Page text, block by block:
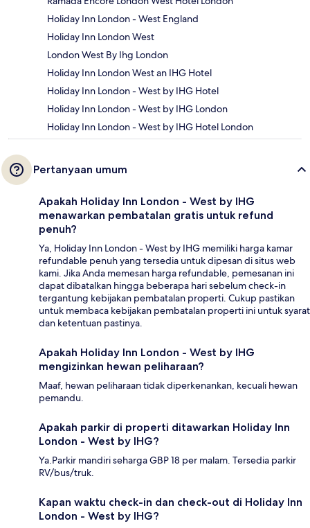
Holiday Inn London - West England
Holiday Inn London West
London West By Ihg London
Holiday Inn London West an IHG Hotel
Holiday Inn London - West by IHG Hotel
Holiday Inn London - West by IHG London
Holiday Inn London - West by IHG Hotel London
Pertanyaan umum
Apakah Holiday Inn London - West by IHG
menawarkan pembatalan gratis untuk refund
penuh?
Ya, Holiday Inn London - West by IHG memiliki harga kamar
refundable penuh yang tersedia untuk dipesan di situs web
kami. Jika Anda memesan harga refundable, pemesanan ini
dapat dibatalkan hingga beberapa hari sebelum check-in
tergantung kebijakan pembatalan properti. Cukup pastikan
untuk membaca kebijakan pembatalan properti ini untuk syarat
dan ketentuan pastinya.
Apakah Holiday Inn London - West by IHG
mengizinkan hewan peliharaan?
Maaf, hewan peliharaan tidak diperkenankan, kecuali hewan
pemandu.
Apakah parkir di properti ditawarkan Holiday Inn
London - West by IHG?
Ya.Parkir mandiri seharga GBP 18 per malam. Tersedia parkir
RV/bus/truk.
Kapan waktu check-in dan check-out di Holiday Inn
London - West by IHG?